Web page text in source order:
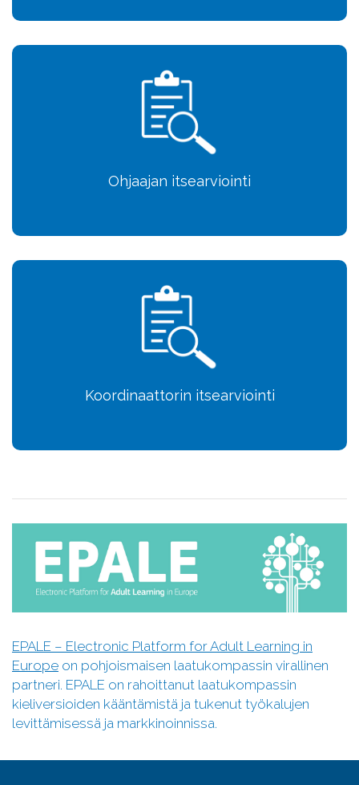
Ohjaajan itsearviointi
Koordinaattorin itsearviointi
EPALE – Electronic Platform for Adult Learning in
Europe on pohjoismaisen laatukompassin virallinen
partneri. EPALE on rahoittanut laatukompassin
kieliversioiden kääntämistä ja tukenut työkalujen
levittämisessä ja markkinoinnissa.